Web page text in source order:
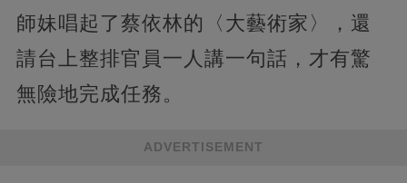
師妹唱起了蔡依林的〈大藝術家〉，還
請台上整排官員一人講一句話，才有驚
無險地完成任務。
ADVERTISEMENT